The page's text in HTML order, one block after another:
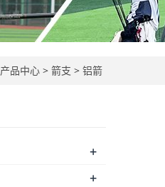
产品中心 > 箭支 > 铝箭
+
+